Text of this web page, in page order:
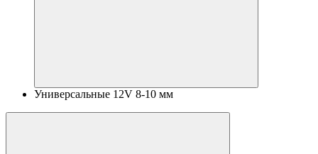
Универсальные 12V 8-10 мм